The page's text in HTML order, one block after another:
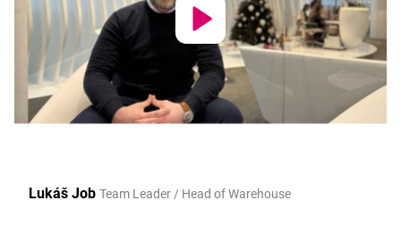
Lukáš Job Team Leader / Head of Warehouse